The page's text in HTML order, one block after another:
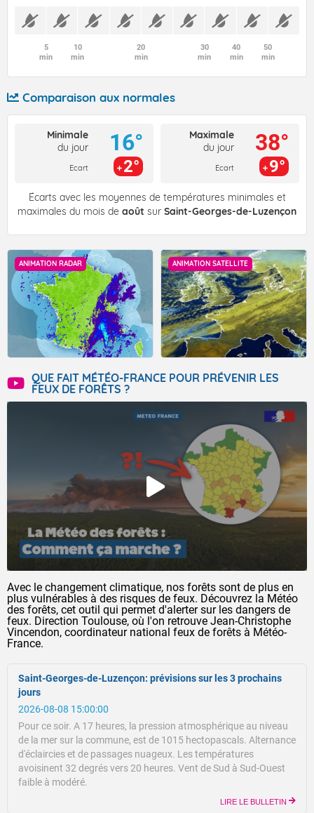
5
min
10
min
20
min
30
min
40
min
50
min
Comparaison aux normales
Minimale
du jour
Ecart
16°
2°
Maximale
du jour
Ecart
38°
9°
Écarts avec les moyennes de températures minimales et
maximales du mois de août sur Saint-Georges-de-Luzençon
ANIMATION RADAR ANIMATION SATELLITE
QUE FAIT MÉTÉO-FRANCE POUR PRÉVENIR LES
FEUX DE FORÊTS ?
Avec le changement climatique, nos forêts sont de plus en
plus vulnérables à des risques de feux. Découvrez la Météo
des forêts, cet outil qui permet d'alerter sur les dangers de
feux. Direction Toulouse, où l'on retrouve Jean-Christophe
Vincendon, coordinateur national feux de forêts à Météo-
France.
Saint-Georges-de-Luzençon: prévisions sur les 3 prochains
jours
2026-08-08 15:00:00
Pour ce soir. A 17 heures, la pression atmosphérique au niveau
de la mer sur la commune, est de 1015 hectopascals. Alternance
d'éclaircies et de passages nuageux. Les températures
avoisinent 32 degrés vers 20 heures. Vent de Sud à Sud-Ouest
faible à modéré.
LIRE LE BULLETIN